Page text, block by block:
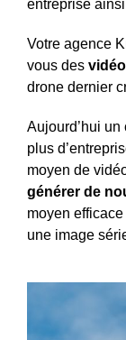
entreprise
Votre agence
vous des
drone dernier
Aujourd’hui un
plus
moyen de
générer de
moyen
une image